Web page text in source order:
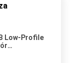
Low-Profile